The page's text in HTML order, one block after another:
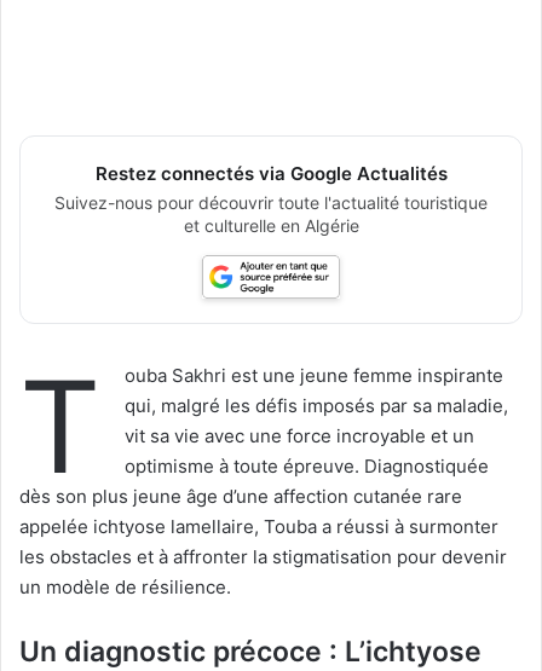
Restez connectés via Google Actualités
Suivez-nous pour découvrir toute l'actualité touristique
et culturelle en Algérie
T
ouba Sakhri est une jeune femme inspirante
qui, malgré les défis imposés par sa maladie,
vit sa vie avec une force incroyable et un
optimisme à toute épreuve. Diagnostiquée
dès son plus jeune âge d’une affection cutanée rare
appelée ichtyose lamellaire, Touba a réussi à surmonter
les obstacles et à affronter la stigmatisation pour devenir
un modèle de résilience.
Un diagnostic précoce : L’ichtyose